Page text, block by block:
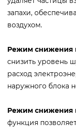
запахи,
воздухом.
Режим снижения
снизить уровень
расход
наружного блока
Режим снижения
функция